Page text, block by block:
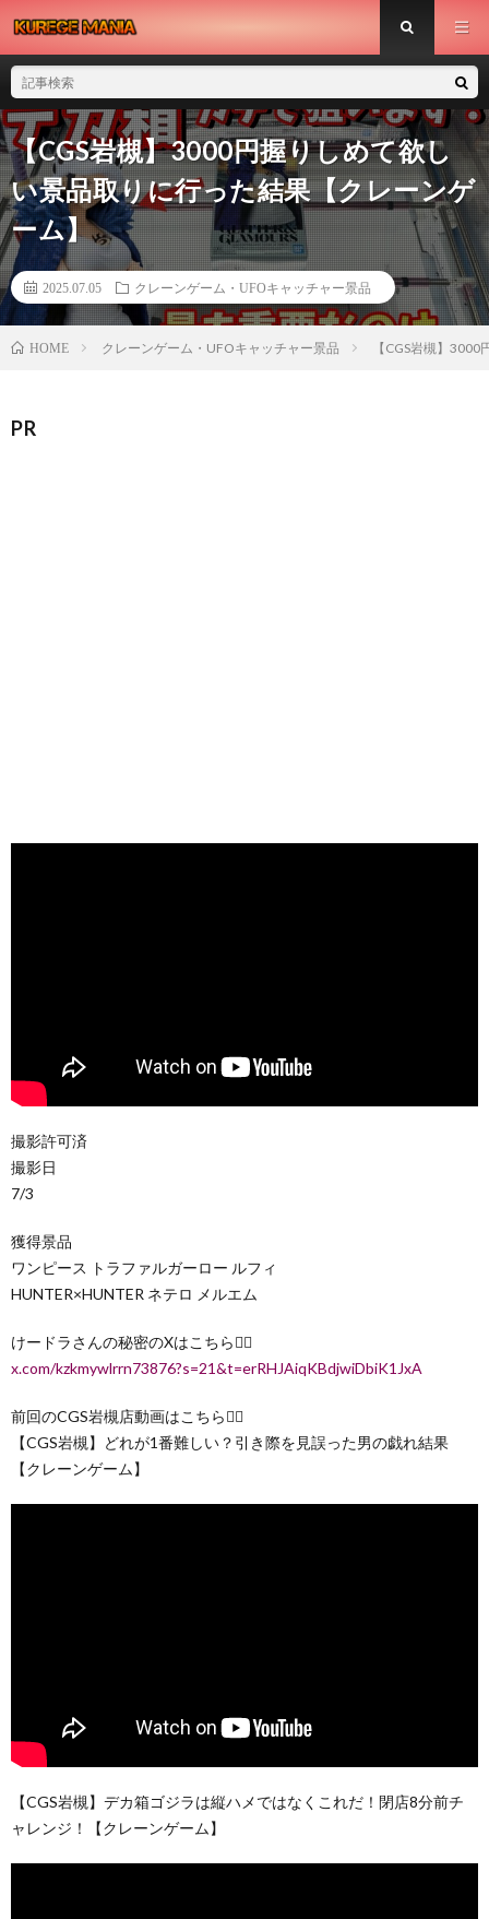
【CGS岩槻】3000円握りしめて欲し
い景品取りに行った結果【クレーンゲ
ーム】
2025.07.05 クレーンゲーム・UFOキャッチャー景品
HOME クレーンゲーム・UFOキャッチャー景品 【CGS岩槻】
PR
撮影許可済
撮影日
7/3
獲得景品
ワンピース トラファルガーロー ルフィ
HUNTER×HUNTER ネテロ メルエム
けードラさんの秘密のXはこちら💁‍♂️
x.com/kzkmywlrrn73876?s=21&t=erRHJAiqKBdjwiDbiK1JxA
前回のCGS岩槻店動画はこちら💁‍♂️
【CGS岩槻】どれが1番難しい？引き際を見誤った男の戯れ結果
【クレーンゲーム】
【CGS岩槻】デカ箱ゴジラは縦ハメではなくこれだ！閉店8分前チ
ャレンジ！【クレーンゲーム】